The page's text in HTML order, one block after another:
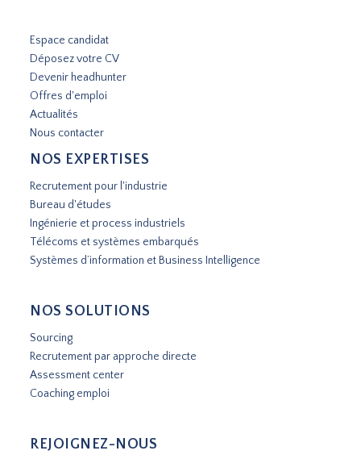
Espace candidat
Déposez votre CV
Devenir headhunter
Offres d'emploi
Actualités
Nous contacter
NOS EXPERTISES
Recrutement pour l'industrie
Bureau d'études
Ingénierie et process industriels
Télécoms et systèmes embarqués
Systèmes d’information et Business Intelligence
NOS SOLUTIONS
Sourcing
Recrutement par approche directe
Assessment center
Coaching emploi
REJOIGNEZ-NOUS